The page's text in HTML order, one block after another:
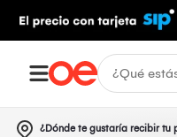
¿Dónde te gustaría recibir tu